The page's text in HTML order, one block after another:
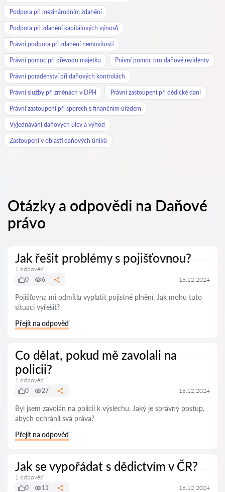
Podpora při mezinárodním zdanění
Podpora při zdanění kapitálových výnosů
Právní podpora při zdanění nemovitostí
Právní pomoc při převodu majetku Právní pomoc pro daňové rezidenty
Právní poradenství při daňových kontrolách
Právní služby při změnách v DPH Právní zastoupení při dědické dani
Právní zastoupení při sporech s finančním úřadem
Vyjednávání daňových úlev a výhod
Zastoupení v oblasti daňových úniků
Otázky a odpovědi na Daňové
právo
Jak řešit problémy s pojišťovnou?
1 odpověď
0
6 16.12.2024
Pojišťovna mi odmítla vyplatit pojistné plnění. Jak mohu tuto
situaci vyřešit?
Přejít na odpověď
Co dělat, pokud mě zavolali na
policii?
1 odpověď
0
27 16.12.2024
Byl jsem zavolán na policii k výslechu. Jaký je správný postup,
abych ochránil svá práva?
Přejít na odpověď
Jak se vypořádat s dědictvím v ČR?
1 odpověď
0
11 16.12.2024